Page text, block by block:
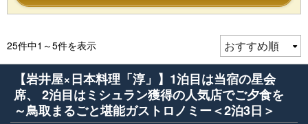
25件中1～5件を表示
【岩井屋×日本料理「淳」】1泊目は当宿の星会
席、 2泊目はミシュラン獲得の人気店でご夕食を
～鳥取まるごと堪能ガストロノミー＜2泊3日＞